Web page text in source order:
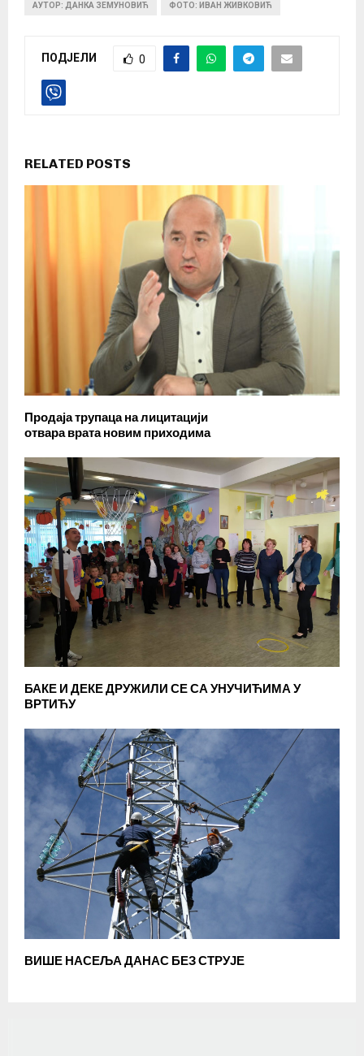
АУТОР: ДАНКА ЗЕМУНОВИЋ ФОТО: ИВАН ЖИВКОВИЋ
ПОДЈЕЛИ 0
RELATED POSTS
Продаја трупаца на лицитацији
отвара врата новим приходима
БАКЕ И ДЕКЕ ДРУЖИЛИ СЕ СА УНУЧИЋИМА У
ВРТИЋУ
ВИШЕ НАСЕЉА ДАНАС БЕЗ СТРУЈЕ